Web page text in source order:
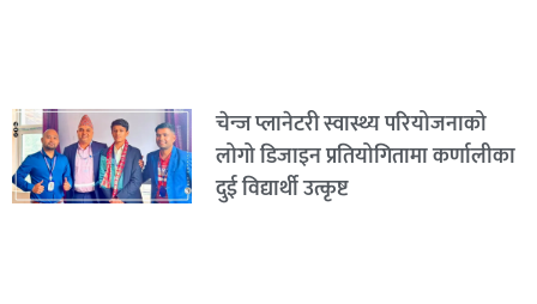
चेन्ज प्लानेटरी स्वास्थ्य परियोजनाको
लोगो डिजाइन प्रतियोगितामा कर्णालीका
दुई विद्यार्थी उत्कृष्ट